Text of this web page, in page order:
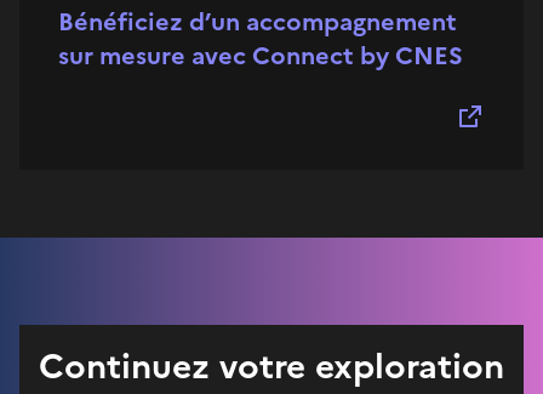
Bénéficiez d’un accompagnement
sur mesure avec Connect by CNES
Continuez votre exploration